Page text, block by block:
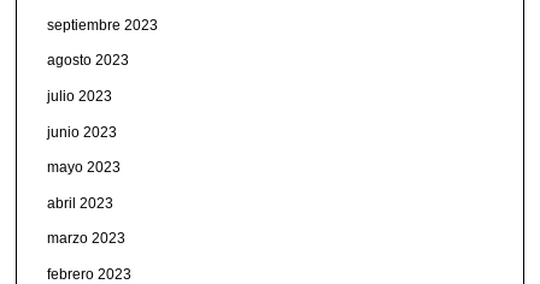
septiembre 2023
agosto 2023
julio 2023
junio 2023
mayo 2023
abril 2023
marzo 2023
febrero 2023